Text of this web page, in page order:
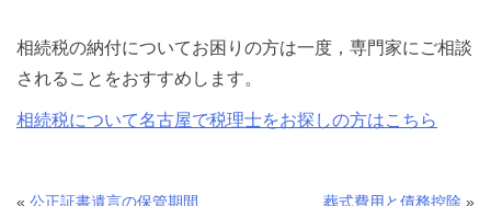
相続税の納付についてお困りの方は一度，専門家にご相談
されることをおすすめします。
相続税について名古屋で税理士をお探しの方はこちら
« 公正証書遺言の保管期間 葬式費用と債務控除 »